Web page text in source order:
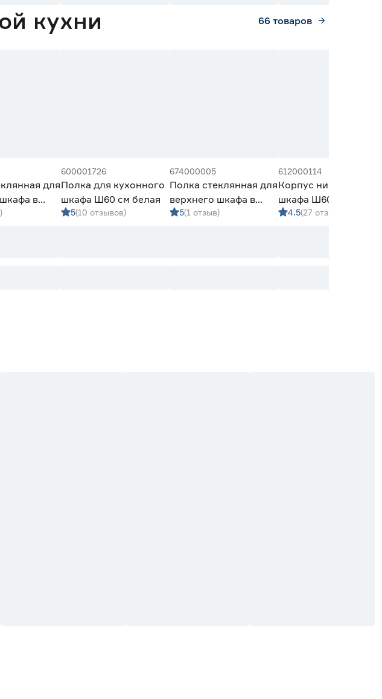
кухни 66 товаров
для
в
толщина
600001726
Полка для кухонного
шкафа Ш60 см белая
5(10 отзывов)
674000005
Полка стеклянная для
верхнего шкафа в
базу 800 мм толщина
5(1 отзыв)
612000114
Корпус нижнего
шкафа Ш60 см
720х600х511 мм
4.5(27 отзывов)